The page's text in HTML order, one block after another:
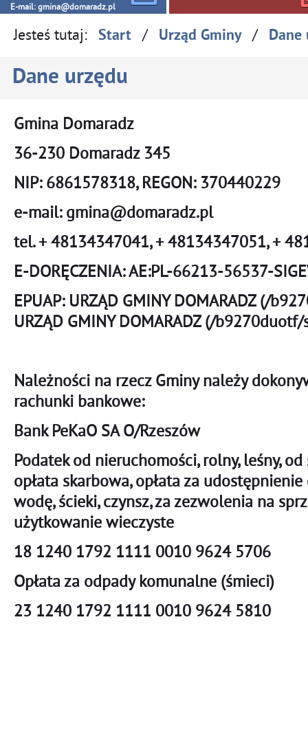
E-mail: gmina@domaradz.pl
Jesteś tutaj: Start / Urząd Gminy / Dane
Dane urzędu
Gmina Domaradz
36-230 Domaradz 345
NIP: 6861578318, REGON: 370440229
e-mail: gmina@domaradz.pl
tel. + 48134347041, + 48134347051, +
E-DORĘCZENIA: AE:PL-66213-56537-
EPUAP: URZĄD GMINY DOMARADZ (/
URZĄD GMINY DOMARADZ (/
Należności na rzecz Gminy należy
rachunki bankowe:
Bank PeKaO SA O/Rzeszów
Podatek od nieruchomości, rolny, leśny,
opłata skarbowa, opłata za
wodę, ścieki, czynsz, za zezwolenia na
użytkowanie wieczyste
18 1240 1792 1111 0010 9624 5706
Opłata za odpady komunalne (śmieci)
23 1240 1792 1111 0010 9624 5810